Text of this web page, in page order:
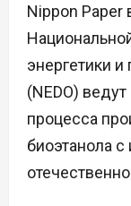
Nippon Paper
энергетики
(NEDO)
процесса
биоэтанола